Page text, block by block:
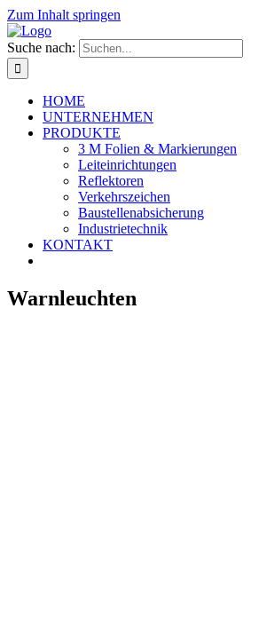
Zum Inhalt springen
Suche nach:
HOME
UNTERNEHMEN
PRODUKTE
3 M Folien & Markierungen
Leiteinrichtungen
Reflektoren
Verkehrszeichen
Baustellenabsicherung
Industrietechnik
KONTAKT
Warnleuchten